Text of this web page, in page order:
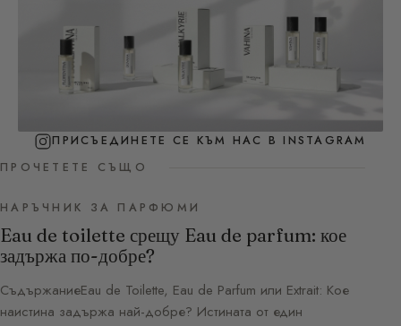
ПРИСЪЕДИНЕТЕ СЕ КЪМ НАС В INSTAGRAM
ПРОЧЕТЕТЕ СЪЩО
НАРЪЧНИК ЗА ПАРФЮМИ
Eau de toilette срещу Eau de parfum: кое
задържа по-добре?
СъдържаниеEau de Toilette, Eau de Parfum или Extrait: Кое
наистина задържа най-добре? Истината от един